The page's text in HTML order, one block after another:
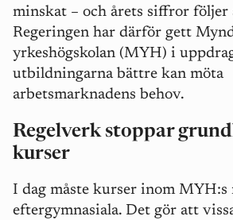
minskat – och årets siffror följer
Regeringen har därför gett
yrkeshögskolan (MYH) i
utbildningarna bättre kan möta
arbetsmarknadens behov.
Regelverk stoppar
kurser
I dag måste kurser inom MYH:s
eftergymnasiala. Det gör att